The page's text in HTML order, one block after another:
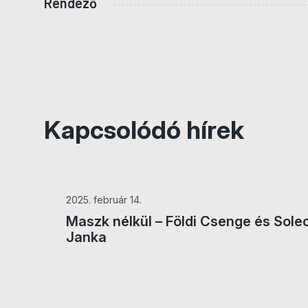
Kapcsolódó hírek
2025. február 14.
Maszk nélkül – Földi Csenge és
Janka